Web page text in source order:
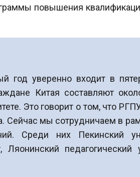
повышения
год уверенно входит в
Китая составляют
Это говорит о том, что
Сейчас мы сотрудничаем в
Среди них Пекинский
Ляонинский педагогический